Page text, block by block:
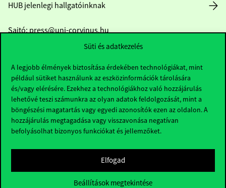
Süti és adatkezelés
A legjobb élmények biztosítása érdekében technológiákat, mint
például sütiket használunk az eszközinformációk tárolására
és/vagy elérésére. Ezekhez a technológiákhoz való hozzájárulás
lehetővé teszi számunkra az olyan adatok feldolgozását, mint a
böngészési magatartás vagy egyedi azonosítók ezen az oldalon. A
hozzájárulás megtagadása vagy visszavonása negatívan
befolyásolhat bizonyos funkciókat és jellemzőket.
Elfogad
Beállítások megtekintése
HUB jelenlegi hallgatóinknak
Sajtó:press@uni-corvinus.hu
Hasznos linkek